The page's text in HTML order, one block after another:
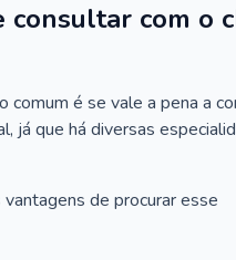
consultar com o
comum é se vale a pena a
já que há diversas
vantagens de procurar esse